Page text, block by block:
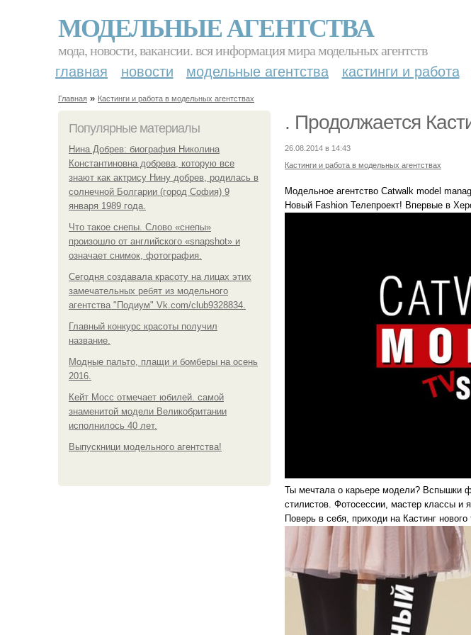
МОДЕЛЬНЫЕ АГЕНТСТВА
мода, новости, вакансии. вся информация мира модельных агентств
главная новости модельные агентства кастинги и работа
Главная » Кастинги и работа в модельных агентствах
Популярные материалы
Нина Добрев: биография Николина
Константиновна добрева, которую все
знают как актрису Нину добрев, родилась в
солнечной Болгарии (город София) 9
января 1989 года.
Что такое снепы. Слово «снепы»
произошло от английского «snapshot» и
означает снимок, фотография.
Сегодня создавала красоту на лицах этих
замечательных ребят из модельного
агентства "Подиум" Vk.com/club9328834.
Главный конкурс красоты получил
название.
Модные пальто, плащи и бомберы на осень
2016.
Кейт Мосс отмечает юбилей. самой
знаменитой модели Великобритании
исполнилось 40 лет.
Выпускници модельного агентства!
. Продолжается
26.08.2014 в 14:43
Кастинги и работа в модельных агентствах
Модельное агентство Catwalk model
Новый Fashion Телепроект! Впервые в
Ты мечтала о карьере модели? Вспышки
стилистов. Фотосессии, мастер классы и
Поверь в себя, приходи на Кастинг